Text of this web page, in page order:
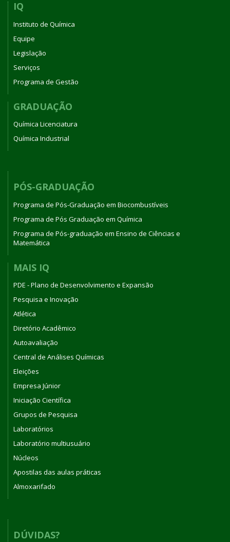
IQ
Instituto de Química
Equipe
Legislação
Serviços
Programa de Gestão
GRADUAÇÃO
Química Licenciatura
Química Industrial
PÓS-GRADUAÇÃO
Programa de Pós-Graduação em Biocombustíveis
Programa de Pós Graduação em Química
Programa de Pós-graduação em Ensino de Ciências e
Matemática
MAIS IQ
PDE - Plano de Desenvolvimento e Expansão
Pesquisa e Inovação
Atlética
Diretório Acadêmico
Autoavaliação
Central de Análises Químicas
Eleições
Empresa Júnior
Iniciação Científica
Grupos de Pesquisa
Laboratórios
Laboratório multiusuário
Núcleos
Apostilas das aulas práticas
Almoxarifado
DÚVIDAS?